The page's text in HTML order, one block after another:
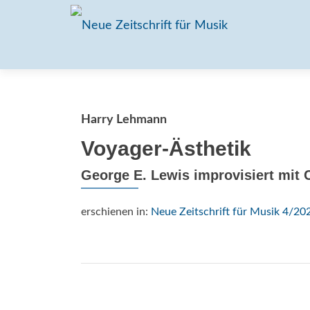
Harry Lehmann
Voyager-Ästhetik
George E. Lewis improvisiert mit
erschienen in: Neue Zeitschrift für Musik 4/